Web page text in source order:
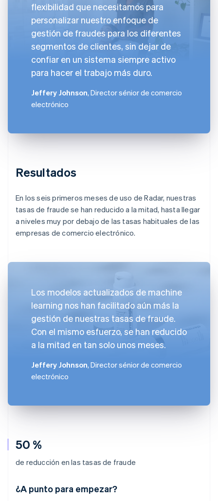
50 %
de reducción en las tasas de fraude
¿A punto para empezar?
flexibilidad que necesitamos para
personalizar nuestro enfoque de
gestión de fraudes para los diferentes
segmentos de clientes, sin dejar de
confiar en un sistema siempre activo
para hacer el trabajo más duro.
Jeffery Johnson, Director sénior de comercio
electrónico
Resultados
En los seis primeros meses de uso de Radar, nuestras
tasas de fraude se han reducido a la mitad, hasta llegar
a niveles muy por debajo de las tasas habituales de las
empresas de comercio electrónico.
Los modelos actualizados de machine
learning nos han facilitado aún más la
gestión de nuestras tasas de fraude.
Con el mismo esfuerzo, se han reducido
a la mitad en tan solo unos meses.
Jeffery Johnson, Director sénior de comercio
electrónico
Alemania
Deutsch English